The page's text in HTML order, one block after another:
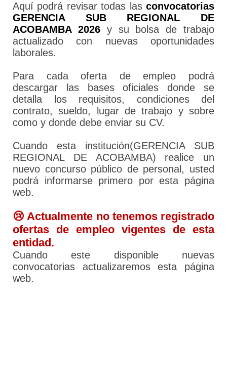
Aquí podrá revisar todas las convocatorias
GERENCIA SUB REGIONAL DE
ACOBAMBA 2026y su bolsa de trabajo
actualizado con nuevas oportunidades
laborales.
Para cada oferta de empleo podrá
descargar las bases oficiales donde se
detalla los requisitos, condiciones del
contrato, sueldo, lugar de trabajo y sobre
como y donde debe enviar su CV.
Cuando esta institución(GERENCIA SUB
REGIONAL DE ACOBAMBA) realice un
nuevo concurso público de personal, usted
podrá informarse primero por esta página
web.
😢 Actualmente no tenemos registrado
ofertas de empleo vigentes de esta
entidad.
Cuando este disponible nuevas
convocatorias actualizaremos esta página
web.